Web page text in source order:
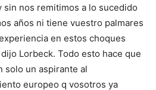
sin nos remitimos a lo sucedido
años ni tiene vuestro palmares
en estos choques
Lorbeck. Todo esto hace que
solo un aspirante al
europeo q vosotros ya